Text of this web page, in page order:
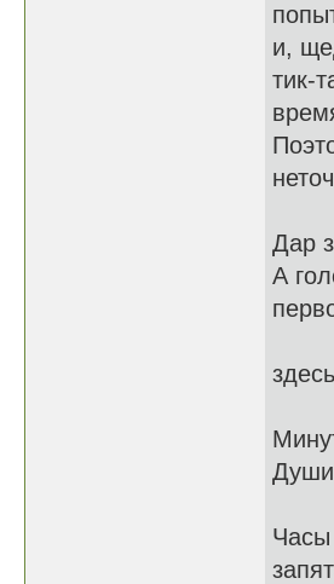
и,
тик-
Дар
А